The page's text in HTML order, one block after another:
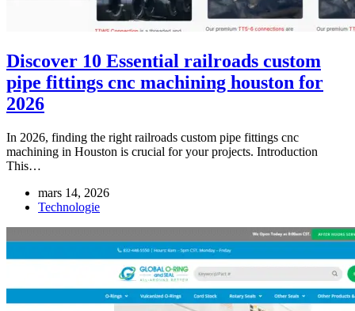
Discover 10 Essential railroads custom
pipe fittings cnc machining houston for
2026
In 2026, finding the right railroads custom pipe fittings cnc
machining in Houston is crucial for your projects. Introduction
This…
mars 14, 2026
Technologie